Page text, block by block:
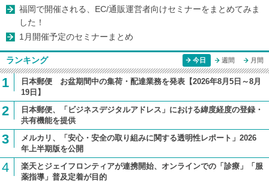
福岡で開催される、EC/通販運営者向けセミナーをまとめてみま
した！
1月開催予定のセミナーまとめ
ランキング 今日 週間 月間
1
日本郵便 お盆期間中の集荷・配達業務を発表【2026年8月5日～8月
19日】
2
日本郵便、「ビジネスデジタルアドレス」における緯度経度の登録・
共有機能を提供
3
メルカリ、「安心・安全の取り組みに関する透明性レポート」2026
年上半期版を公開
4
楽天とジェイフロンティアが連携開始、オンラインでの「診療」「服
薬指導」普及定着が目的